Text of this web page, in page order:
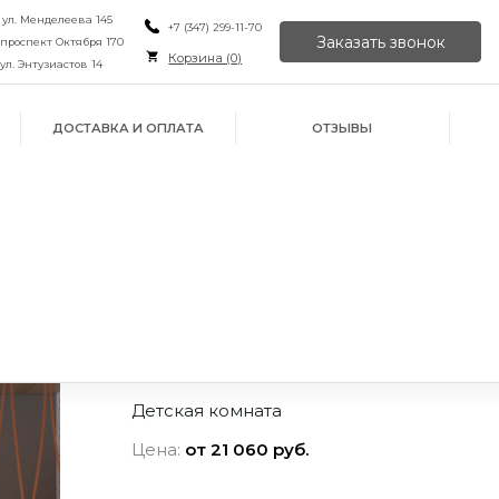
ул. Менделеева 145
Октября 170
Энтузиастов 14
+7 (347) 299-11-70
Корзина (0)
Заказать звонок
ДОСТАВКА И ОПЛАТА ОТЗЫВЫ
Детская комната
Цена: от 21 060 руб.
ИЛИ ПРОСТО
ПОЗВОНИТЕ НАМ